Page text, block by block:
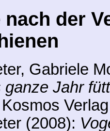
nach der
Gabriele
ganze Jahr
Kosmos
(2008):